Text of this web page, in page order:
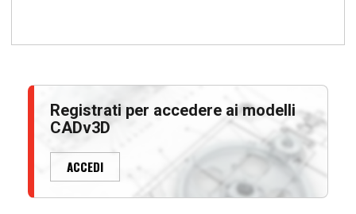
Registrati per accedere ai modelli
CADv3D
ACCEDI